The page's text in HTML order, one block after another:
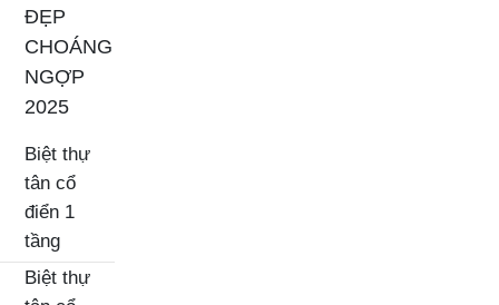
ĐẸP
CHOÁNG
NGỢP
2025
Biệt thự
tân cổ
điển 1
tầng
Biệt thự